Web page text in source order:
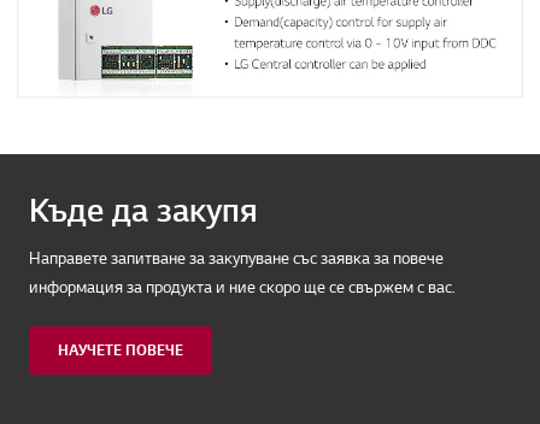
Къде да закупя
Направете запитване за закупуване със заявка за повече
информация за продукта и ние скоро ще се свържем с вас.
НАУЧЕТЕ ПОВЕЧЕ